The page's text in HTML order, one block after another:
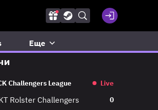
Еще
Challengers League Live
Rolster Challengers 0